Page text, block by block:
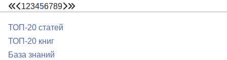
123456789
ТОП-20 статей
ТОП-20 книг
База знаний